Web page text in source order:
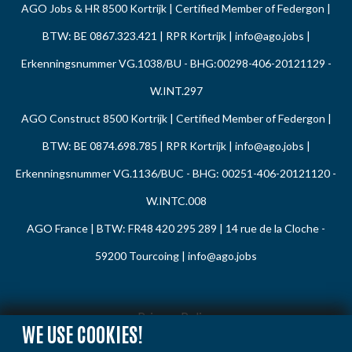
WE USE COOKIES!
AGO Jobs & HR 8500 Kortrijk | Certified Member of Federgon |
BTW: BE 0867.323.421 | RPR Kortrijk | info@ago.jobs |
Erkenningsnummer VG.1038/BU - BHG:00298-406-20121129 -
W.INT.297
AGO Construct 8500 Kortrijk | Certified Member of Federgon |
BTW: BE 0874.698.785 | RPR Kortrijk | info@ago.jobs |
Erkenningsnummer VG.1136/BUC - BHG: 00251-406-20121120 -
W.INTC.008
AGO France | BTW: FR48 420 295 289 | 14 rue de la Cloche -
59200 Tourcoing | info@ago.jobs
Privacy Policy
Cookie Policy